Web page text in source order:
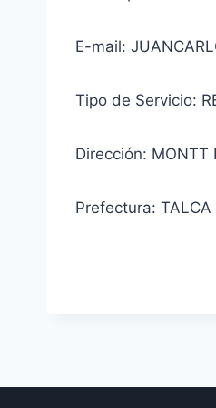
E-mail:
Tipo de Servicio:
Dirección: MONTT
Prefectura: TALCA